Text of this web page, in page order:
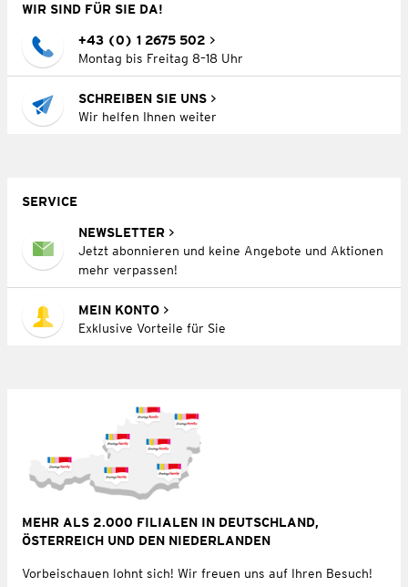
WIR SIND FÜR SIE DA!
+43 (0) 1 2675 502
Montag bis Freitag 8–18 Uhr
SCHREIBEN SIE UNS
Wir helfen Ihnen weiter
SERVICE
NEWSLETTER
Jetzt abonnieren und keine Angebote und Aktionen
mehr verpassen!
MEIN KONTO
Exklusive Vorteile für Sie
MEHR ALS 2.000 FILIALEN IN DEUTSCHLAND,
ÖSTERREICH UND DEN NIEDERLANDEN
Vorbeischauen lohnt sich! Wir freuen uns auf Ihren Besuch!